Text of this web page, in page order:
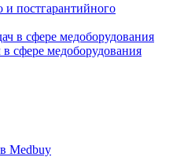
постгарантийного
сфере медоборудования
Medbuy